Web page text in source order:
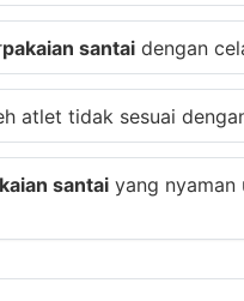
pakaian santai dengan
atlet tidak sesuai
santai yang nyaman